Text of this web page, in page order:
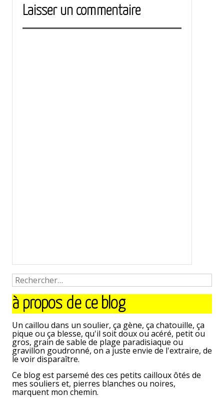
Laisser un commentaire
à propos de ce blog
Un caillou dans un soulier, ça gène, ça chatouille, ça
pique ou ça blesse, qu'il soit doux ou acéré, petit ou
gros, grain de sable de plage paradisiaque ou
gravillon goudronné, on a juste envie de l'extraire, de
le voir disparaître.
Ce blog est parsemé des ces petits cailloux ôtés de
mes souliers et, pierres blanches ou noires,
marquent mon chemin.